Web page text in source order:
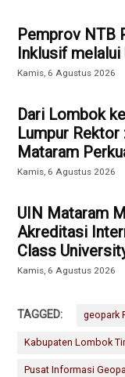
Pemprov NTB
Inklusif melalui
Kamis, 6 Agustus 2026
Dari Lombok
Lumpur Rektor
Mataram
Kamis, 6 Agustus 2026
UIN Mataram
Akreditasi
Class
Kamis, 6 Agustus 2026
TAGGED: geopark
Kabupaten Lombok
Pusat Informasi